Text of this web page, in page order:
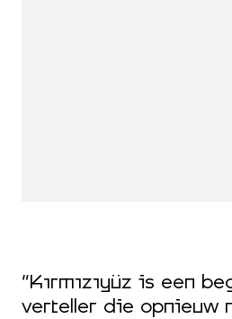
“Kırmızıyüz is een
verteller die opnieuw